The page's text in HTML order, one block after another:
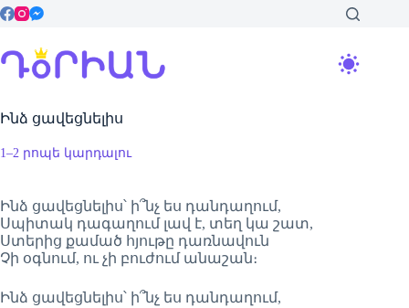
Skip
to
Ինձ ցավեցնելիս
1–2 րոպե կարդալու
Ինձ ցավեցնելիս՝ ի՞նչ ես դանդաղում,
Սպիտակ դագաղում լավ է, տեղ կա շատ,
Ստերից քամած հյութը դառնավուն
Չի օգնում, ու չի բուժում անաշան։
Ինձ ցավեցնելիս՝ ի՞նչ ես դանդաղում,